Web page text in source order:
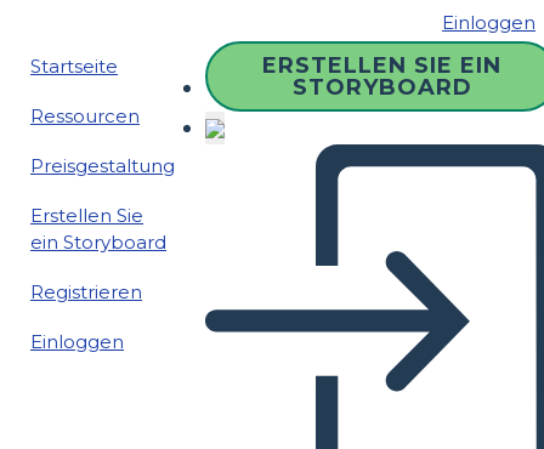
Einloggen
Startseite
Ressourcen
Preisgestaltung
Erstellen Sie
ein Storyboard
Registrieren
Einloggen
ERSTELLEN SIE EIN
STORYBOARD